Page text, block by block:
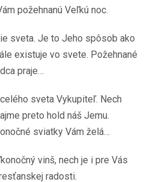
požehnanú Veľkú noc.
sveta. Je to Jeho spôsob ako
existuje vo svete. Požehnané
praje…
sveta Vykupiteľ. Nech
preto hold náš Jemu.
sviatky Vám želá…
vinš, nech je i pre Vás
radosti.